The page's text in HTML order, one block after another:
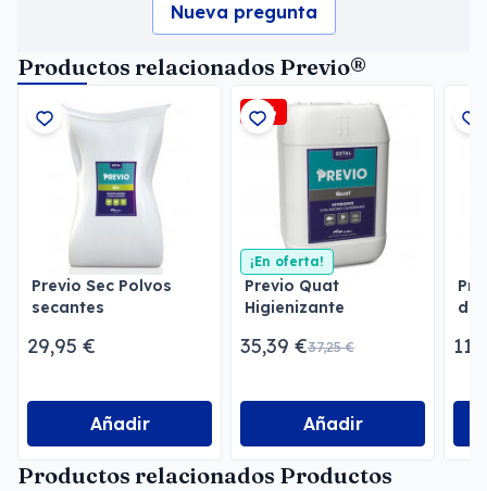
Nueva pregunta
Productos relacionados Previo®
Previo Sec Polvos
secantes
29,95 €
Añadir
-5%
¡En oferta!
Previo Quat
Higienizante
35,39 €37,25 €
Añadir
Productos relacionados Productos